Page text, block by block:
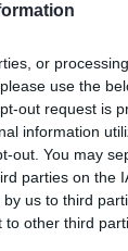
or
use the
out request is
information
out. You may
parties on the
us to third
other third
már láthattak